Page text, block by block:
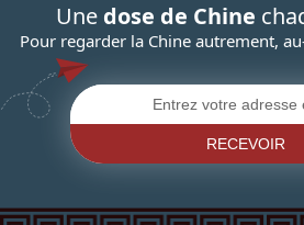
Une dose de Chine
Pour regarder la Chine autrement,
RECEVOIR